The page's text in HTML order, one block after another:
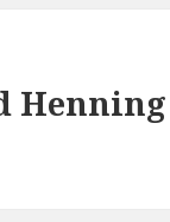
Henning